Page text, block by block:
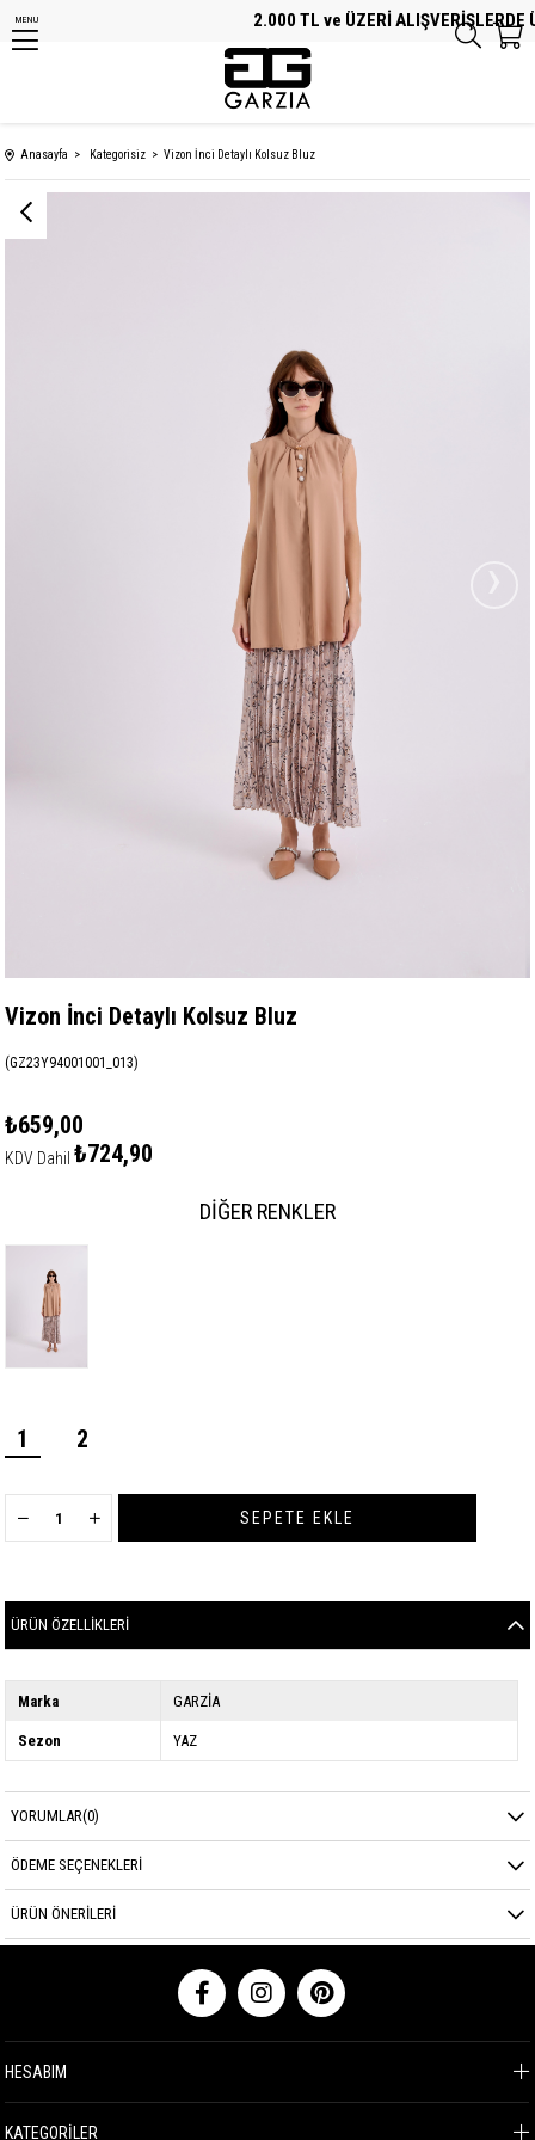
2.000 TL ve ÜZERİ ALIŞVERİŞLERDE
MENU
Anasayfa Kategorisiz Vizon İnci Detaylı Kolsuz Bluz
Vizon İnci Detaylı Kolsuz Bluz
(GZ23Y94001001_013)
₺659,00
KDV Dahil ₺724,90
DIĞER RENKLER
1 2
ÜRÜN ÖZELLIKLERI
Marka GARZİA
Sezon YAZ
YORUMLAR(0)
ÖDEME SEÇENEKLERI
ÜRÜN ÖNERILERI
HESABIM
KATEGORİLER